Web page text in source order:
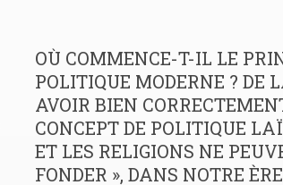
OÙ COMMENCE-T-IL LE
POLITIQUE MODERNE ? DE
AVOIR BIEN
CONCEPT DE POLITIQUE
ET LES RELIGIONS NE
FONDER », DANS NOTRE